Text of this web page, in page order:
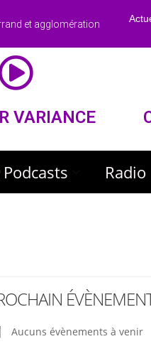
et agglomération
VARIANCE
Podcasts Radio
Aucuns évènements à venir